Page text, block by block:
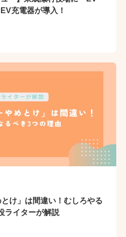
充電器が導入！
とけ」は間違い！むしろやる
ライターが解説